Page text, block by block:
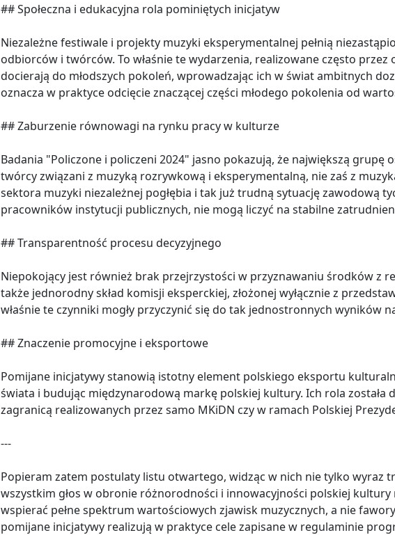
## Społeczna i edukacyjna rola pominiętych inicjatyw
Niezależne festiwale i projekty muzyki eksperymentalnej pełnią
odbiorców i twórców. To właśnie te wydarzenia, realizowane często
docierają do młodszych pokoleń, wprowadzając ich w świat ambitnych
oznacza w praktyce odcięcie znaczącej części młodego pokolenia od
## Zaburzenie równowagi na rynku pracy w kulturze
Badania "Policzone i policzeni 2024" jasno pokazują, że największą
twórcy związani z muzyką rozrywkową i eksperymentalną, nie zaś z
sektora muzyki niezależnej pogłębia i tak już trudną sytuację zawodową
pracowników instytucji publicznych, nie mogą liczyć na stabilne
## Transparentność procesu decyzyjnego
Niepokojący jest również brak przejrzystości w przyznawaniu środków z
także jednorodny skład komisji eksperckiej, złożonej wyłącznie z
właśnie te czynniki mogły przyczynić się do tak jednostronnych wyników
## Znaczenie promocyjne i eksportowe
Pomijane inicjatywy stanowią istotny element polskiego eksportu
świata i budując międzynarodową markę polskiej kultury. Ich rola
zagranicą realizowanych przez samo MKiDN czy w ramach Polskiej
---
Popieram zatem postulaty listu otwartego, widząc w nich nie tylko wyraz
wszystkim głos w obronie różnorodności i innowacyjności polskiej
wspierać pełne spektrum wartościowych zjawisk muzycznych, a nie
pomijane inicjatywy realizują w praktyce cele zapisane w regulaminie